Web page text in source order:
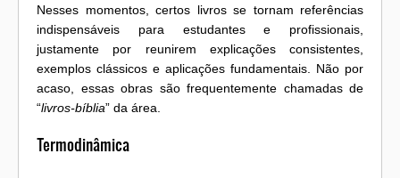
Nesses momentos, certos livros se tornam referências
indispensáveis para estudantes e profissionais,
justamente por reunirem explicações consistentes,
exemplos clássicos e aplicações fundamentais. Não por
acaso, essas obras são frequentemente chamadas de
“livros-bíblia” da área.
Termodinâmica